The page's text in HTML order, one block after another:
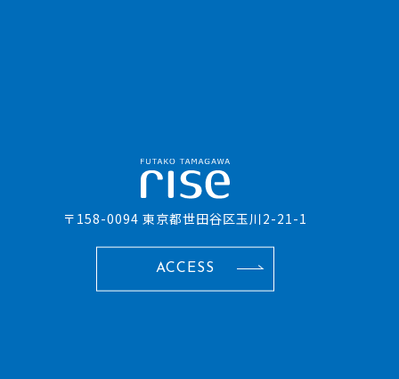
〒158-0094 東京都世田谷区玉川2-21-1
ACCESS